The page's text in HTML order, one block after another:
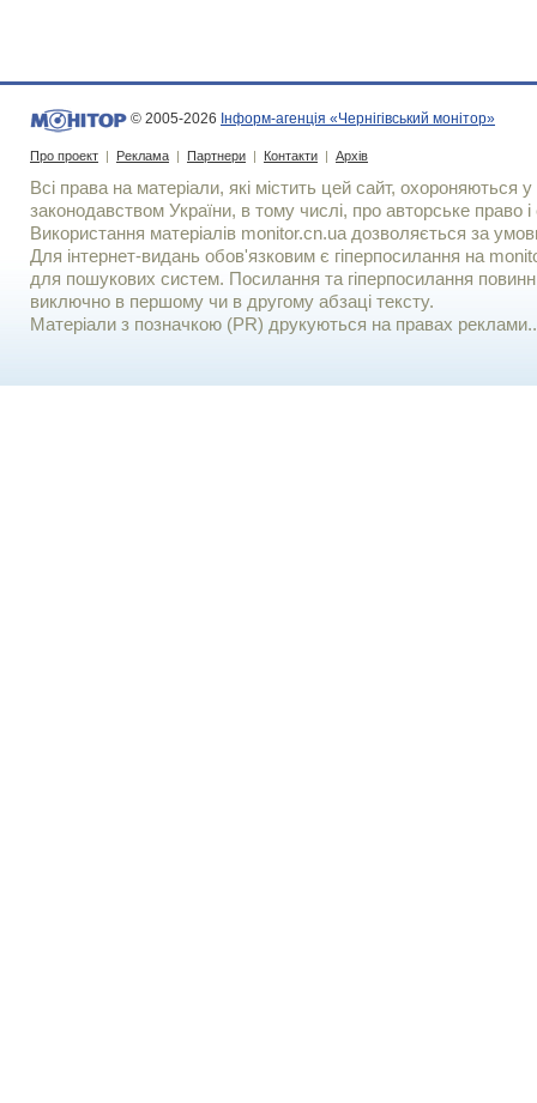
© 2005-2026 Інформ-агенція «Чернігівський монітор»
Про проект | Реклама | Партнери | Контакти | Архів
Всі права на матеріали, які містить цей сайт, охороняються у
законодавством України, в тому числі, про авторське право і
Використання матерiалiв monitor.cn.ua дозволяється за
Для iнтернет-видань обов'язковим є гiперпосилання на
для пошукових систем. Посилання та гіперпосилання
виключно в першому чи в другому абзаці тексту.
Матеріали з позначкою (PR) друкуються на правах реклами..